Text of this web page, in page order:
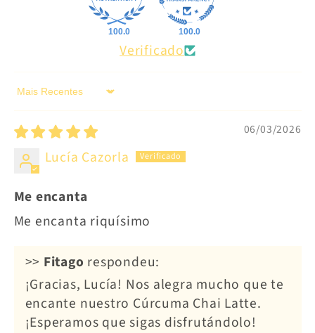
100.0 100.0
Verificado
Sort by
06/03/2026
Lucía Cazorla
Me encanta
Me encanta riquísimo
>> Fitago respondeu:
¡Gracias, Lucía! Nos alegra mucho que te
encante nuestro Cúrcuma Chai Latte.
¡Esperamos que sigas disfrutándolo!